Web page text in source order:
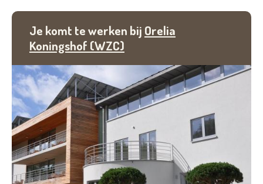
Je komt te werken bij Orelia
Koningshof (WZC)